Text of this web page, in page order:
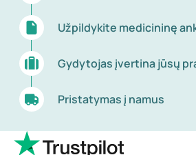
Užpildykite medicininę
Gydytojas įvertina jūsų
Pristatymas į namus